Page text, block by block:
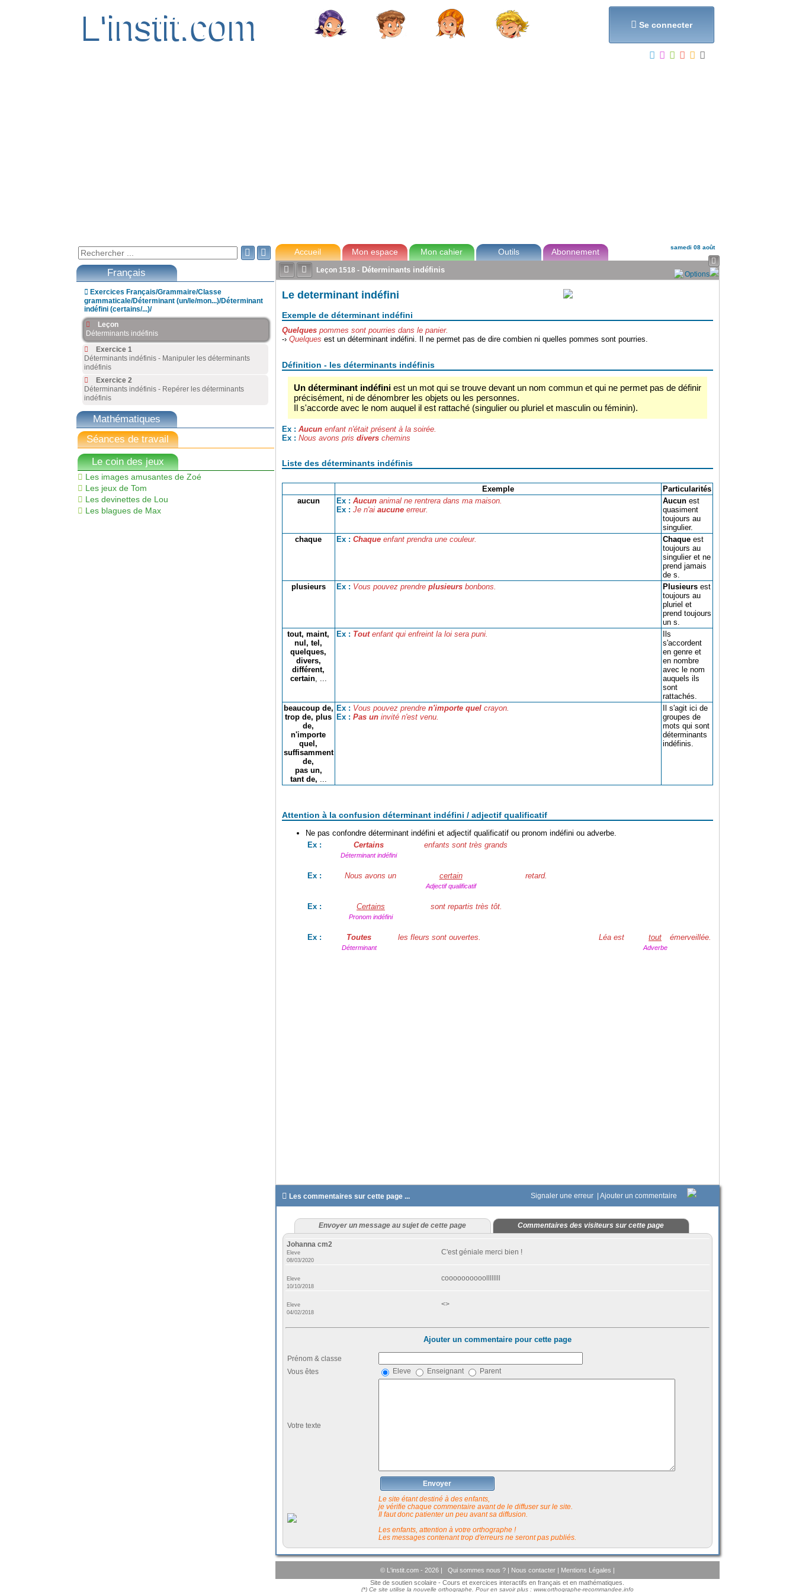
 Se connecter
L'instit.com
L'instit.com avec Zoé Tom Lou Max
 
Français
 Exercices Français/Grammaire/Classe
grammaticale/Déterminant (un/le/mon...)/Déterminant
indéfini (certains/...)/
Leçon
Déterminants indéfinis
Exercice 1
Déterminants indéfinis - Manipuler les déterminants
indéfinis
Exercice 2
Déterminants indéfinis - Repérer les déterminants
indéfinis
Mathématiques
Séances de travail
Le coin des jeux
Les images amusantes de Zoé
Les jeux de Tom
Les devinettes de Lou
Les blagues de Max
Accueil Mon espace Mon cahier Outils Abonnement samedi 08 août

  Leçon 1518- Déterminants indéfinis Options
Le determinant indéfini
Exemple de déterminant indéfini
Quelquespommes sont pourries dans le panier.
-› Quelques est un déterminant indéfini. Il ne permet pas de dire combien ni quelles pommes sont pourries.
Définition - les déterminants indéfinis
Un déterminant indéfiniest un mot qui se trouve devant un nom commun et qui ne permet pas de définir
précisément, ni de dénombrer les objets ou les personnes.
Il s'accorde avec le nom auquel il est rattaché (singulier ou pluriel et masculin ou féminin).
Ex : Aucunenfant n'était présent à la soirée.
Ex : Nous avons pris divers chemins
Liste des déterminants indéfinis
Exemple
Particularités
aucun
Ex : Aucunanimal ne rentrera dans ma maison.
Ex : Je n'ai aucuneerreur.
Aucunest
quasiment
toujours au
singulier.
chaque
Ex : Chaqueenfant prendra une couleur. Chaqueest
toujours au
singulier et ne
prend jamais
de s.
plusieurs
Ex : Vous pouvez prendreplusieursbonbons. Plusieursest
toujours au
pluriel et
prend toujours
un s.
tout, maint,
nul, tel,
quelques,
divers,
différent,
certain, ...
Ex : Toutenfant qui enfreint la loi sera puni.
Ils
s'accordent
en genre et
en nombre
avec le nom
auquels ils
sont
rattachés.
beaucoup de,
trop de, plus
de,
n'importe
quel,
suffisamment
de,
pas un,
tant de,
Ex : Vous pouvez prendre n'importe quelcrayon.
Ex : Pas un invité n'est venu.
Il s'agit ici de
groupes de
mots qui sont
déterminants
indéfinis.
Attention à la confusion déterminant indéfini / adjectif qualificatif
Ne pas confondre déterminant indéfini et adjectif qualificatif ou pronom indéfini ou adverbe.
Ex : Certains enfants sont très grands
Déterminant indéfini
Ex : Nous avons un certain retard.
Adjectif qualificatif
Ex : Certains sont repartis très tôt.
Pronom indéfini
Ex : Toutes les fleurs sont ouvertes. Léa est tout émerveillée.
Déterminant Adverbe
 Les commentaires sur cette page ... Signaler une erreur | Ajouter un commentaire
Envoyer un message au sujet de cette page Commentaires des visiteurs sur cette page
Johanna cm2
Eleve
08/03/2020
C'est géniale merci bien !
Eleve
10/10/2018
coooooooooollllllll
Eleve
04/02/2018
<>
Ajouter un commentaire pour cette page
Prénom & classe
Vous êtes
Eleve Enseignant Parent
Votre texte
Envoyer
Le site étant destiné à des enfants,
je vérifie chaque commentaire avant de le diffuser sur le site.
Il faut donc patienter un peu avant sa diffusion.
Les enfants, attention à votre orthographe !
Les messages contenant trop d'erreurs ne seront pas publiés.
© L'instit.com - 2026 | Qui sommes nous ? | Nous contacter | Mentions Légales |
Site de soutien scolaire - Cours et exercices interactifs en français et en mathématiques.
(*) Ce site utilise la nouvelle orthographe. Pour en savoir plus : www.orthographe-recommandee.info